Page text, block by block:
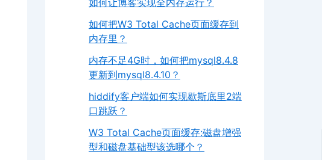
如何把W3 Total Cache页面缓存到
内存里？
内存不足4G时，如何把mysql8.4.8
更新到mysql8.4.10？
hiddify客户端如何实现歇斯底里2端
口跳跃？
W3 Total Cache页面缓存:磁盘增强
型和磁盘基础型该选哪个？